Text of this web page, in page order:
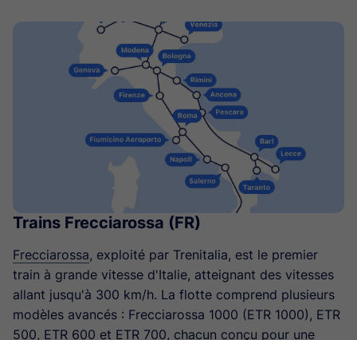
Trains Frecciarossa (FR)
Frecciarossa, exploité par Trenitalia, est le premier
train à grande vitesse d'Italie, atteignant des vitesses
allant jusqu'à 300 km/h. La flotte comprend plusieurs
modèles avancés : Frecciarossa 1000 (ETR 1000), ETR
500, ETR 600 et ETR 700, chacun conçu pour une